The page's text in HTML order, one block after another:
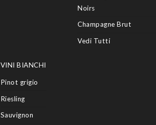
Noirs
Champagne Brut
Vedi Tutti
VINI BIANCHI
Pinot grigio
Riesling
Sauvignon